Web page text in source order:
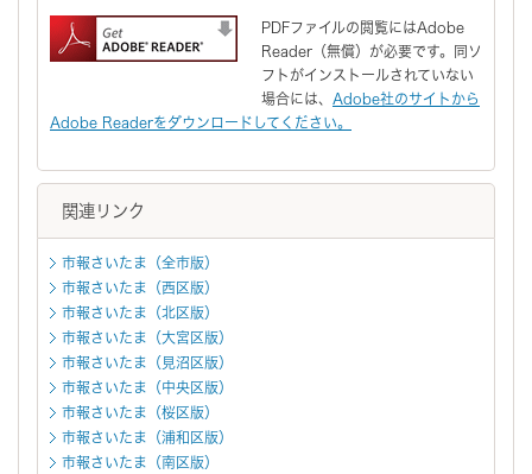
PDFファイルの閲覧にはAdobe
Reader（無償）が必要です。同ソ
フトがインストールされていない
場合には、 Adobe社のサイトから
Adobe Readerをダウンロードしてください。
関連リンク
市報さいたま（全市版）
市報さいたま（西区版）
市報さいたま（北区版）
市報さいたま（大宮区版）
市報さいたま（見沼区版）
市報さいたま（中央区版）
市報さいたま（桜区版）
市報さいたま（浦和区版）
市報さいたま（南区版）